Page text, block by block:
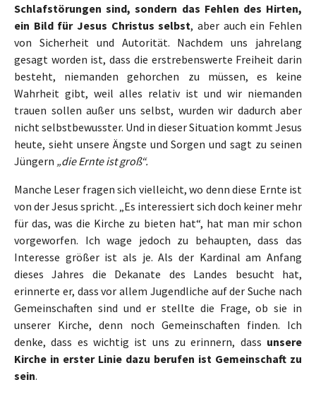
Schlafstörungen sind, sondern das Fehlen des Hirten,
ein Bild für Jesus Christus selbst, aber auch ein Fehlen
von Sicherheit und Autorität. Nachdem uns jahrelang
gesagt worden ist, dass die erstrebenswerte Freiheit darin
besteht, niemanden gehorchen zu müssen, es keine
Wahrheit gibt, weil alles relativ ist und wir niemanden
trauen sollen außer uns selbst, wurden wir dadurch aber
nicht selbstbewusster. Und in dieser Situation kommt Jesus
heute, sieht unsere Ängste und Sorgen und sagt zu seinen
Jüngern „die Ernte ist groß“.
Manche Leser fragen sich vielleicht, wo denn diese Ernte ist
von der Jesus spricht. „Es interessiert sich doch keiner mehr
für das, was die Kirche zu bieten hat“, hat man mir schon
vorgeworfen. Ich wage jedoch zu behaupten, dass das
Interesse größer ist als je. Als der Kardinal am Anfang
dieses Jahres die Dekanate des Landes besucht hat,
erinnerte er, dass vor allem Jugendliche auf der Suche nach
Gemeinschaften sind und er stellte die Frage, ob sie in
unserer Kirche, denn noch Gemeinschaften finden. Ich
denke, dass es wichtig ist uns zu erinnern, dass unsere
Kirche in erster Linie dazu berufen ist Gemeinschaft zu
sein.